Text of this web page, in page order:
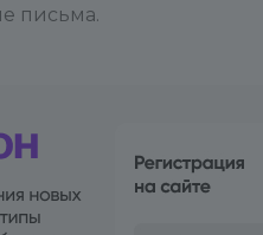
письма.